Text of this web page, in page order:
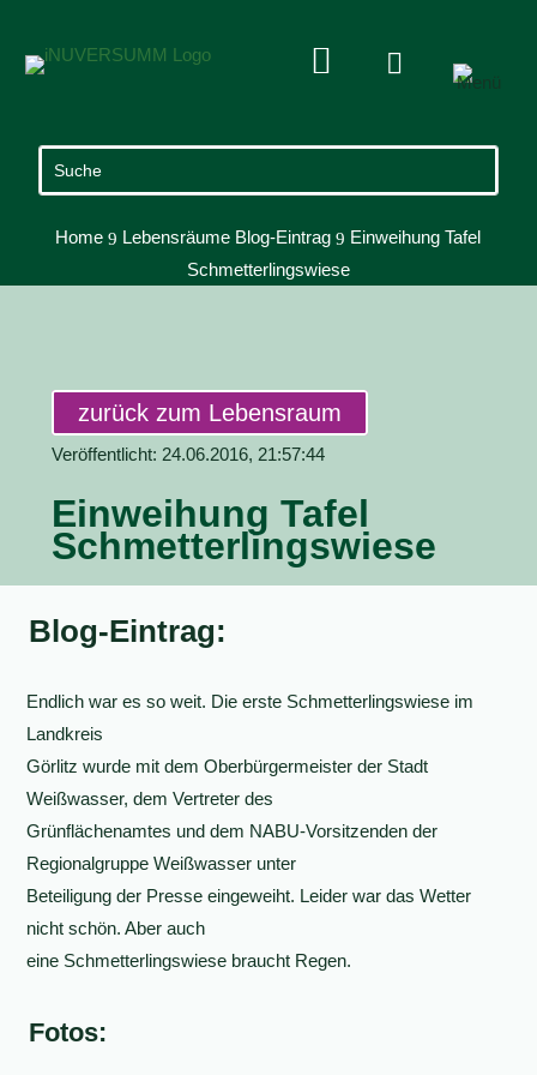
 
Home 9 Lebensräume Blog-Eintrag 9 Einweihung Tafel
Schmetterlingswiese
zurück zum Lebensraum
Veröffentlicht: 24.06.2016, 21:57:44
Einweihung Tafel
Schmetterlingswiese
Blog-Eintrag:
Endlich war es so weit. Die erste Schmetterlingswiese im
Landkreis
Görlitz wurde mit dem Oberbürgermeister der Stadt
Weißwasser, dem Vertreter des
Grünflächenamtes und dem NABU-Vorsitzenden der
Regionalgruppe Weißwasser unter
Beteiligung der Presse eingeweiht. Leider war das Wetter
nicht schön. Aber auch
eine Schmetterlingswiese braucht Regen.
Fotos: